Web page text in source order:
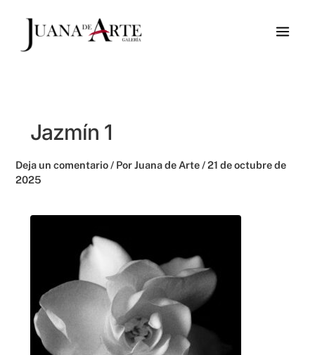
Jazmín 1
Deja un comentario / PorJuana de Arte/21 de octubre de
2025